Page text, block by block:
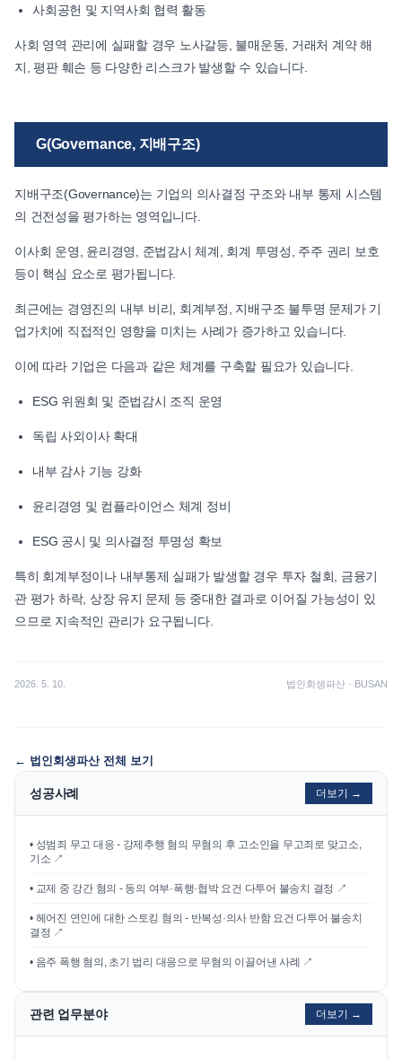
사회공헌 및 지역사회 협력 활동
사회 영역 관리에 실패할 경우 노사갈등, 불매운동, 거래처 계약 해
지, 평판 훼손 등 다양한 리스크가 발생할 수 있습니다.
G(Governance, 지배구조)
지배구조(Governance)는 기업의 의사결정 구조와 내부 통제 시스템
의 건전성을 평가하는 영역입니다.
이사회 운영, 윤리경영, 준법감시 체계, 회계 투명성, 주주 권리 보호
등이 핵심 요소로 평가됩니다.
최근에는 경영진의 내부 비리, 회계부정, 지배구조 불투명 문제가 기
업가치에 직접적인 영향을 미치는 사례가 증가하고 있습니다.
이에 따라 기업은 다음과 같은 체계를 구축할 필요가 있습니다.
ESG 위원회 및 준법감시 조직 운영
독립 사외이사 확대
내부 감사 기능 강화
윤리경영 및 컴플라이언스 체계 정비
ESG 공시 및 의사결정 투명성 확보
특히 회계부정이나 내부통제 실패가 발생할 경우 투자 철회, 금융기
관 평가 하락, 상장 유지 문제 등 중대한 결과로 이어질 가능성이 있
으므로 지속적인 관리가 요구됩니다.
2026. 5. 10. 법인회생파산 · BUSAN
← 법인회생파산전체 보기
성공사례 더보기 →
• 성범죄 무고 대응 - 강제추행 혐의 무혐의 후 고소인을 무고죄로 맞고소,
기소 ↗
• 교제 중 강간 혐의 - 동의 여부·폭행·협박 요건 다투어 불송치 결정 ↗
• 헤어진 연인에 대한 스토킹 혐의 - 반복성·의사 반함 요건 다투어 불송치
결정 ↗
• 음주 폭행 혐의, 초기 법리 대응으로 무혐의 이끌어낸 사례 ↗
관련 업무분야 더보기 →